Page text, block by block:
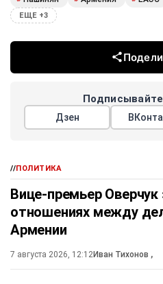
ЕЩЕ +3
Дзен
//ПОЛИТИКА
Вице-премьер
отношениях между
Армении
7 августа 2026, 12:12Иван Тихонов ,